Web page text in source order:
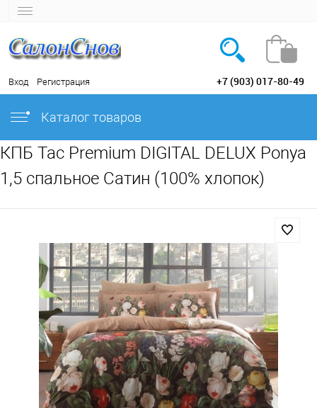
Вход Регистрация +7 (903) 017-80-49
Каталог товаров
КПБ Tac Premium DIGITAL DELUX Ponya
1,5 спальное Сатин (100% хлопок)